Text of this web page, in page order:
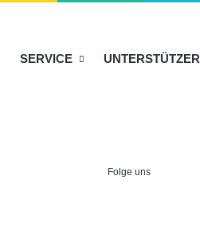
SERVICE UNTERSTÜTZER
Folge uns